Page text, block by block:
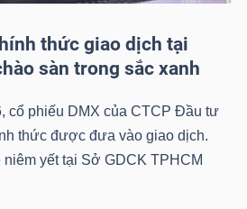
thức giao dịch tại
sàn trong sắc xanh
cổ phiếu DMX của CTCP Đầu tư
thức được đưa vào giao dịch.
niêm yết tại Sở GDCK TPHCM